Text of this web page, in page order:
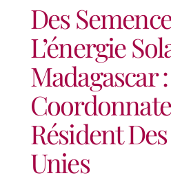
Des
L’énergie
Madagascar
Résident
Unies